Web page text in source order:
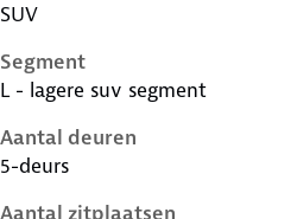
SUV
Segment
L - lagere suv segment
Aantal deuren
5-deurs
Aantal zitplaatsen